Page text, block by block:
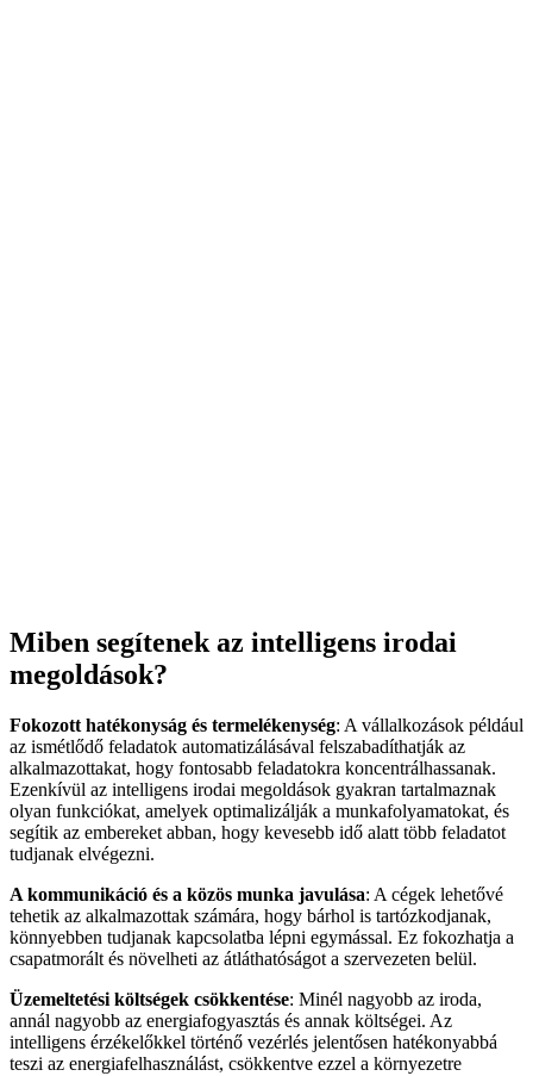
Miben segítenek az intelligens irodai
megoldások?
Fokozott hatékonyság és termelékenység: A vállalkozások például
az ismétlődő feladatok automatizálásával felszabadíthatják az
alkalmazottakat, hogy fontosabb feladatokra koncentrálhassanak.
Ezenkívül az intelligens irodai megoldások gyakran tartalmaznak
olyan funkciókat, amelyek optimalizálják a munkafolyamatokat, és
segítik az embereket abban, hogy kevesebb idő alatt több feladatot
tudjanak elvégezni.
A kommunikáció és a közös munka javulása: A cégek lehetővé
tehetik az alkalmazottak számára, hogy bárhol is tartózkodjanak,
könnyebben tudjanak kapcsolatba lépni egymással. Ez fokozhatja a
csapatmorált és növelheti az átláthatóságot a szervezeten belül.
Üzemeltetési költségek csökkentése: Minél nagyobb az iroda,
annál nagyobb az energiafogyasztás és annak költségei. Az
intelligens érzékelőkkel történő vezérlés jelentősen hatékonyabbá
teszi az energiafelhasználást, csökkentve ezzel a környezetre